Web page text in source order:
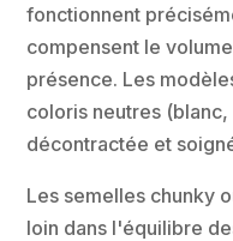
fonctionnent
compensent le
présence. Les
coloris neutres
décontractée et
Les semelles chunky
loin dans l'équilibre